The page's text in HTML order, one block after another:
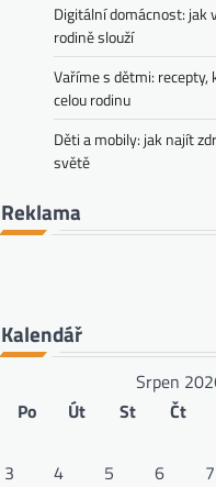
Digitální domácnost:
rodině slouží
Vaříme s dětmi:
celou rodinu
Děti a mobily: jak najít
světě
Reklama
Kalendář
Srpen
Po
Út St Čt
3
4 5 6 7